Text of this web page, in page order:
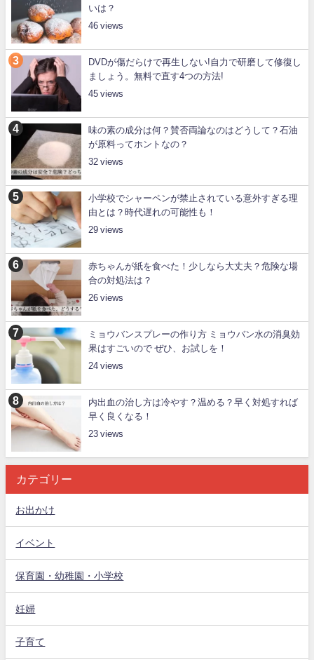
いは？
46
DVDが傷だらけで再生しない!自力で研磨して修復し
ましょう。無料で直す4つの方法!
45
味の素の成分は何？賛否両論なのはどうして？石油
が原料ってホントなの？
32
小学校でシャーペンが禁止されている意外すぎる理
由とは？時代遅れの可能性も！
29
赤ちゃんが紙を食べた！少しなら大丈夫？危険な場
合の対処法は？
26
ミョウバンスプレーの作り方 ミョウバン水の消臭効
果はすごいので ぜひ、お試しを！
24
内出血の治し方は冷やす？温める？早く対処すれば
早く良くなる！
23
カテゴリー
お出かけ
イベント
保育園・幼稚園・小学校
妊婦
子育て